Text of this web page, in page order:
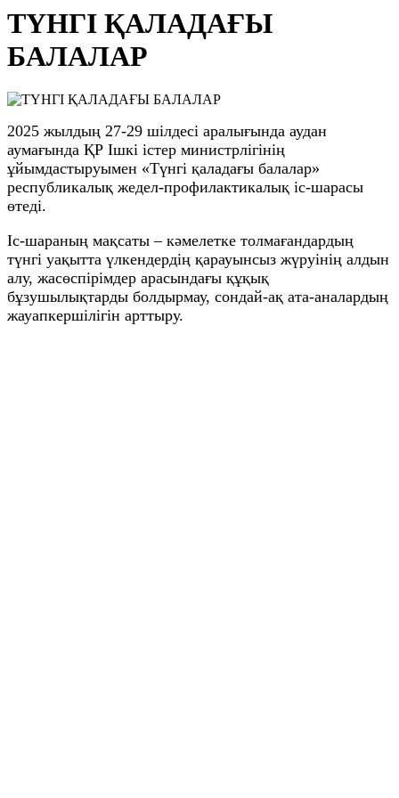
ТҮНГІ ҚАЛАДАҒЫ
БАЛАЛАР
2025 жылдың 27-29 шілдесі аралығында аудан
аумағында ҚР Ішкі істер министрлігінің
ұйымдастыруымен «Түнгі қаладағы балалар»
республикалық жедел-профилактикалық іс-шарасы
өтеді.
Іс-шараның мақсаты – кәмелетке толмағандардың
түнгі уақытта үлкендердің қарауынсыз жүруінің алдын
алу, жасөспірімдер арасындағы құқық
бұзушылықтарды болдырмау, сондай-ақ ата-аналардың
жауапкершілігін арттыру.